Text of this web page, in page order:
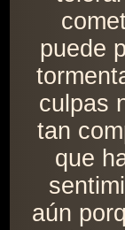
puede
culpas
tan
que
aún